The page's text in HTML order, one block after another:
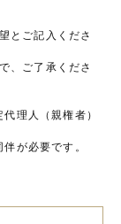
とご記入くださ
、ご了承くださ
理人（親権者）
が必要です。